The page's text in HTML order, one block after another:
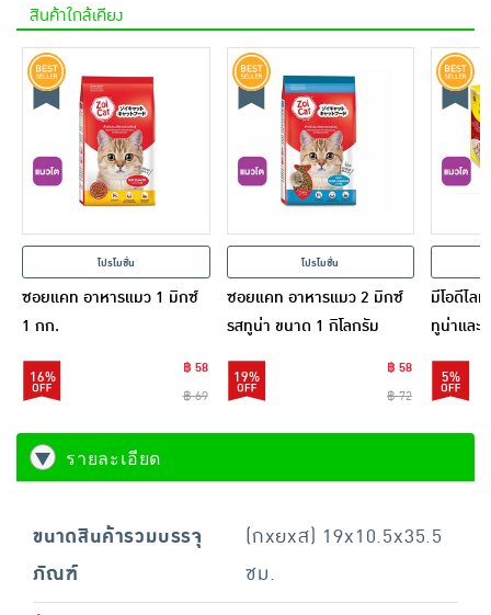
สินค้าใกล้เคียง
โปรโมชั่น
ซอยแคท อาหารแมว 1 มิกซ์
1 กก.
16%
฿ 58
฿ 69
โปรโมชั่น
ซอยแคท อาหารแมว 2 มิกซ์
รสทูน่า ขนาด 1 กิโลกรัม
19%
฿ 58
฿ 72
มีโอดีไล
ทูน่าและ
ก. (1 แพ็
5%
รายละเอียด
ขนาดสินค้ารวมบรรจุ
ภัณฑ์
(กxยxส) 19x10.5x35.5
ซม.